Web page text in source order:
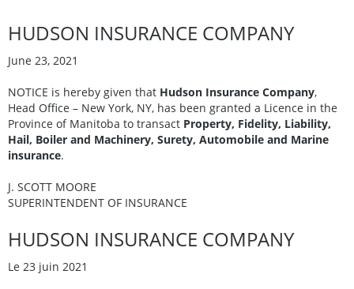
HUDSON INSURANCE COMPANY
June 23, 2021
NOTICE is hereby given that Hudson Insurance Company,
Head Office – New York, NY, has been granted a Licence in the
Province of Manitoba to transact Property, Fidelity, Liability,
Hail, Boiler and Machinery, Surety, Automobile and Marine
insurance.
J. SCOTT MOORE
SUPERINTENDENT OF INSURANCE
HUDSON INSURANCE COMPANY
Le 23 juin 2021